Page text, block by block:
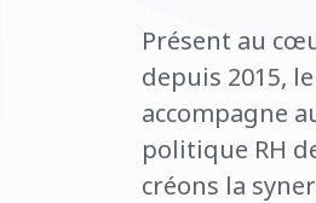
Présent au
depuis 2015,
accompagne
politique RH
créons la